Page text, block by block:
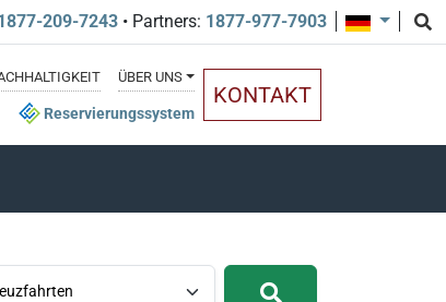
209-7243 • Partners: 1877-977-7903
ÜBER UNS
Reservierungssystem
KONTAKT